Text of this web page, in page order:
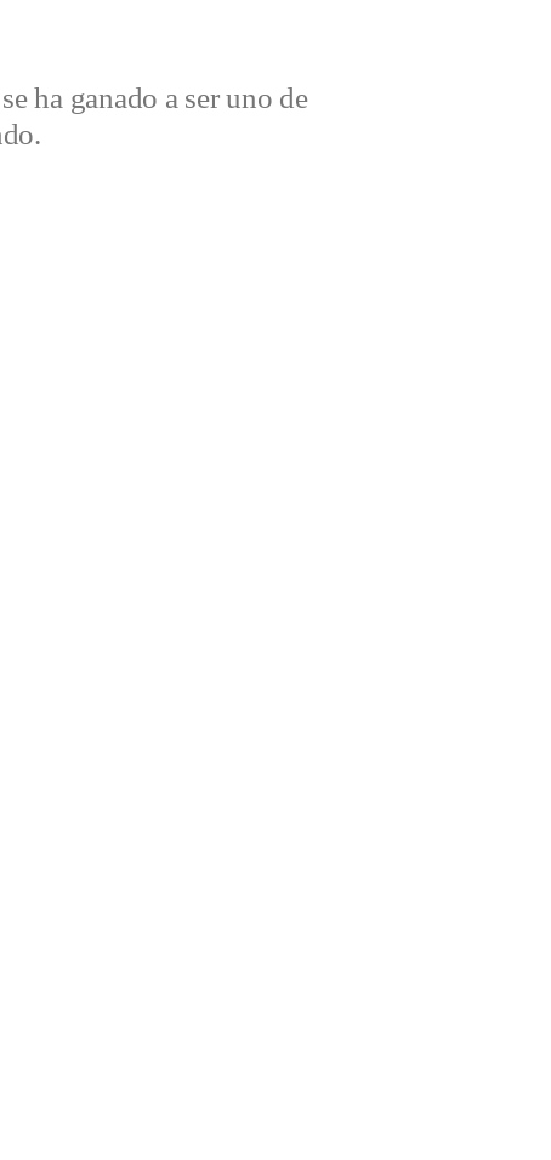
ha ganado a ser uno de